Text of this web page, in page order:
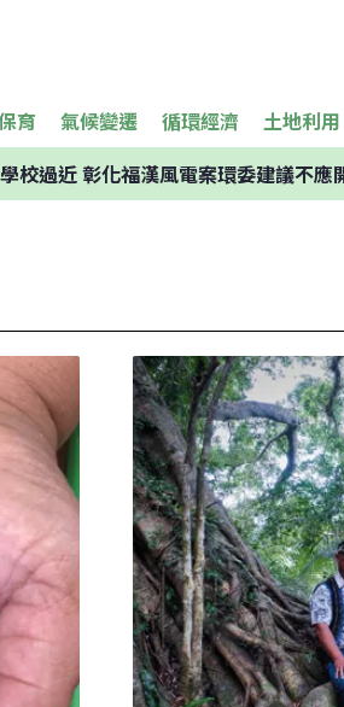
育 氣候變遷 循環經濟 土地利用
校過近 彰化福漢風電案環委建議不應